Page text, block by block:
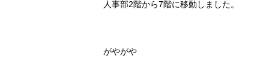
人事部2階から7階に移動しました。
がやがや